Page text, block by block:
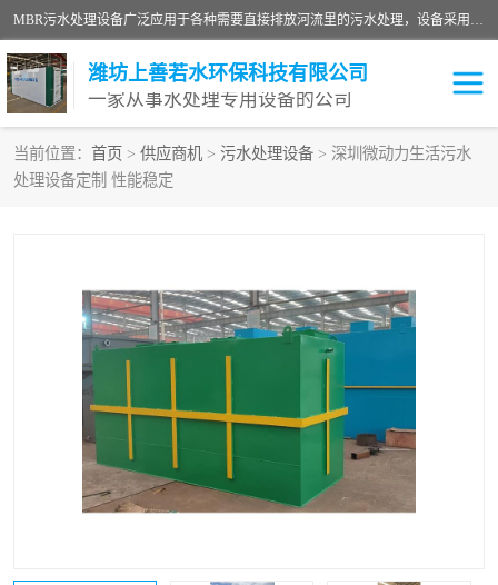
MBR污水处理设备广泛应用于各种需要直接排放河流里的污水处理，设备采用膜生物反应器（Membrane Bioreactor,简称MBR〕技术，取代了传统工艺中的二沉池，它可以*地进行固液分离，得到直接使用的稳定中水，又可在生物池内维持高浓度的微生物量，工艺剩余污泥少，极有效地去除氨氮，出水悬浮物和浊度接近于零，出水中细菌和病毒被大幅度去除，能耗低，占地面积小。
潍坊上善若水环保科技有限公司
一家从事水处理专用设备的公司
当前位置： 首页 > 供应商机 > 污水处理设备 > 深圳微动力生活污水
处理设备定制 性能稳定
污水处理设备
洗涤污水处理设备 实验室污水处理设备
诊所门诊污水处理设备 臭氧消毒设备
养殖污水处理设备 屠宰污水处理设备
一体化污水处理设备 食品制造业污水处理设备
医院辐射污水衰变池